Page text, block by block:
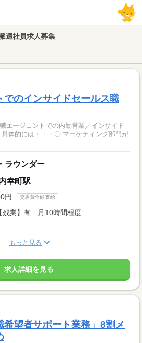
遣社員求人募集
でのインサイドセールス職
エージェントでの内勤営業／インサイド
ラウンダー
幸町駅
円 交通費全額支給
残業】有 月10時間程度
もっと見る
求人詳細を見る
希望者サポート業務」8割メ